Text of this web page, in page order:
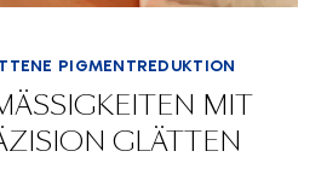
PIGMENTREDUKTION
MIT L
GLÄTTEN